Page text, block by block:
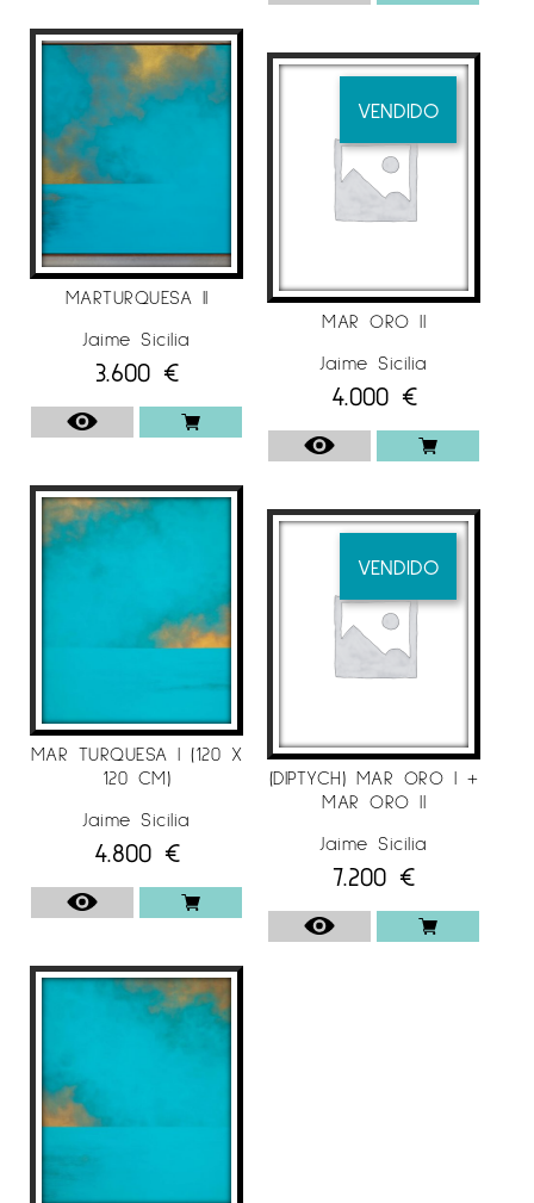
MARTURQUESA II
Jaime Sicilia
3.600 €
MAR TURQUESA I (120 X
120 CM)
Jaime Sicilia
4.800 €
VENDIDO
MAR ORO II
Jaime Sicilia
4.000 €
VENDIDO
(DIPTYCH) MAR ORO I +
MAR ORO II
Jaime Sicilia
7.200 €